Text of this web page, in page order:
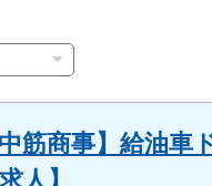
中筋商事】給油
人】